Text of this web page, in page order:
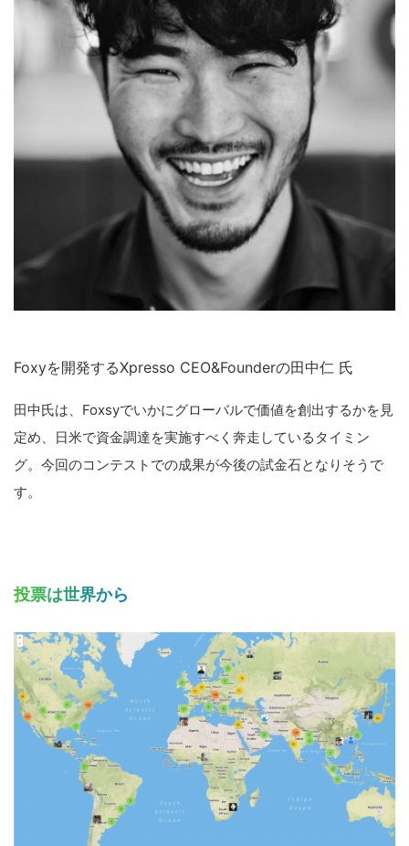
Foxyを開発するXpresso CEO&Founderの田中仁 氏
田中氏は、Foxsyでいかにグローバルで価値を創出するかを見
定め、日米で資金調達を実施すべく奔走しているタイミン
グ。今回のコンテストでの成果が今後の試金石となりそうで
す。
投票は世界から